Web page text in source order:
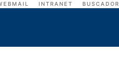
INTRANET BUSCADOR